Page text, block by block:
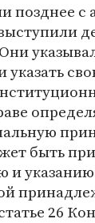
позднее с
указать
быть
и
26